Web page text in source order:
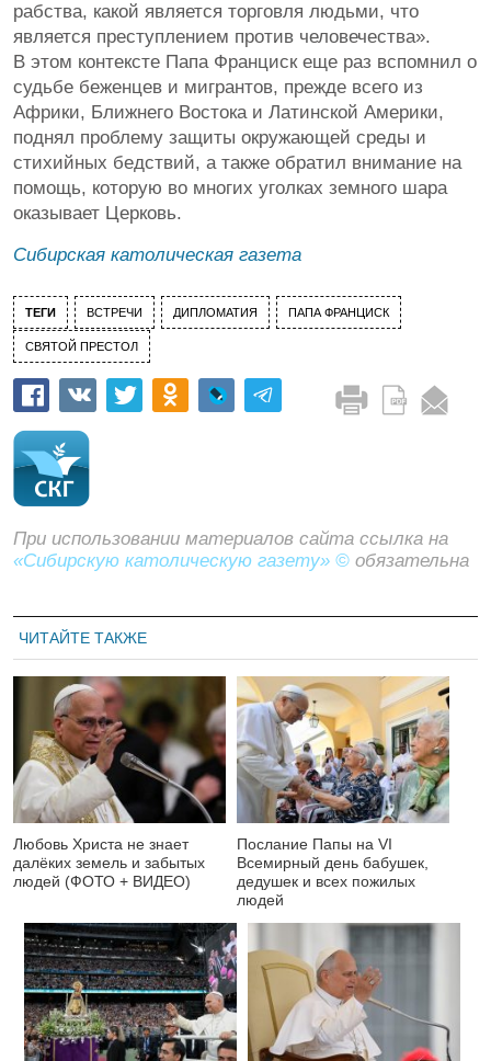
рабства, какой является торговля людьми, что
является преступлением против человечества».
В этом контексте Папа Франциск еще раз вспомнил о
судьбе беженцев и мигрантов, прежде всего из
Африки, Ближнего Востока и Латинской Америки,
поднял проблему защиты окружающей среды и
стихийных бедствий, а также обратил внимание на
помощь, которую во многих уголках земного шара
оказывает Церковь.
Сибирская католическая газета
ТЕГИ ВСТРЕЧИ ДИПЛОМАТИЯ ПАПА ФРАНЦИСК
СВЯТОЙ ПРЕСТОЛ
При использовании материалов сайта ссылка на
«Сибирскую католическую газету» © обязательна
ЧИТАЙТЕ ТАКЖЕ
Любовь Христа не знает
далёких земель и забытых
людей (ФОТО + ВИДЕО)
Послание Папы на VI
Всемирный день бабушек,
дедушек и всех пожилых
людей